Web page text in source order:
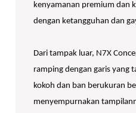
kenyamanan premium dan
dengan ketangguhan dan
Dari tampak luar, N7X
ramping dengan garis yang
kokoh dan ban berukuran
menyempurnakan